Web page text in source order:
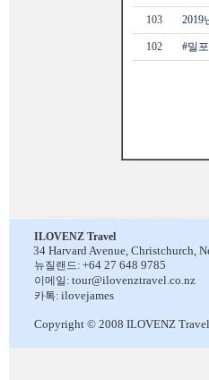
103 2019
102 #밀
ILOVENZ Travel
34 Harvard Avenue, Christchurch,
뉴질랜드: +64 27 648 9785
이메일: tour@ilovenztravel.co.nz
카톡: ilovejames
Copyright © 2008 ILOVENZ